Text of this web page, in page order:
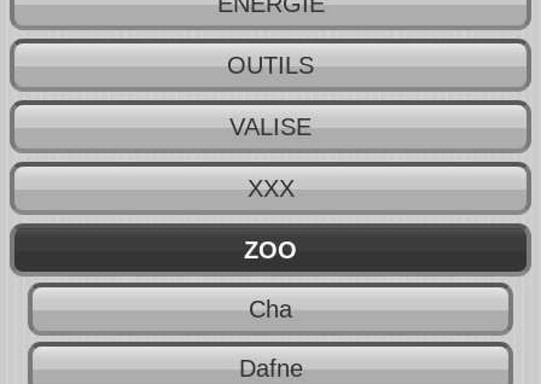
OUTILS
VALISE
XXX
ZOO
Cha
Dafne